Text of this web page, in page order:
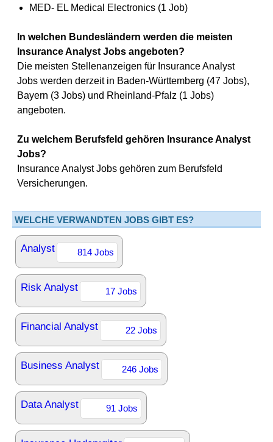
MED- EL Medical Electronics (1 Job)
In welchen Bundesländern werden die meisten
Insurance Analyst Jobs angeboten?
Die meisten Stellenanzeigen für Insurance Analyst
Jobs werden derzeit in Baden-Württemberg (47 Jobs),
Bayern (3 Jobs) und Rheinland-Pfalz (1 Jobs)
angeboten.
Zu welchem Berufsfeld gehören Insurance Analyst
Jobs?
Insurance Analyst Jobs gehören zum Berufsfeld
Versicherungen.
WELCHE VERWANDTEN JOBS GIBT ES?
Analyst 814 Jobs
Risk Analyst 17 Jobs
Financial Analyst 22 Jobs
Business Analyst 246 Jobs
Data Analyst 91 Jobs